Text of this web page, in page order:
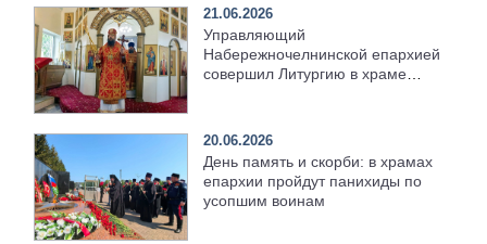
21.06.2026
Управляющий
Набережночелнинской епархией
совершил Литургию в храме
20.06.2026
День память и скорби: в храмах
епархии пройдут панихиды по
усопшим воинам